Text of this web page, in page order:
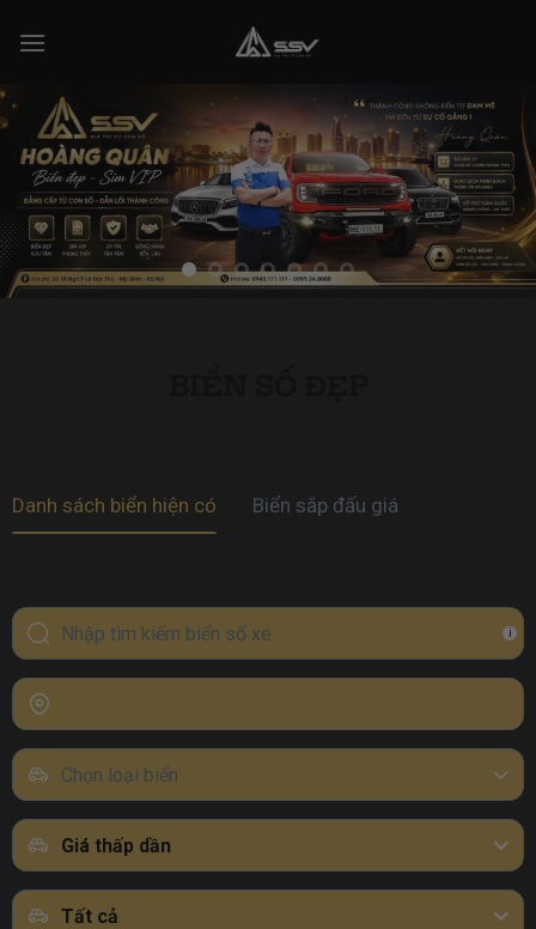
Danh sách biển hiện có Biển sắp đấu giá
i
Chọn loại biển
Giá thấp dần
Tất cả